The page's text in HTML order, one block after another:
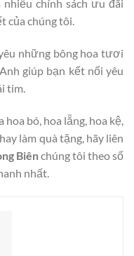
chính sách ưu đãi
của chúng tôi.
những bông hoa tươi
giúp bạn kết nối yêu
tim.
bó, hoa lẵng, hoa kệ,
làm quà tặng, hãy liên
Biênchúng tôi theo số
nhất.